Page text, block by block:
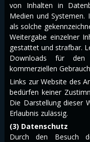
von Inhalten in
Medien und
als solche
Weitergabe einzelner
gestattet und strafbar.
Downloads für den
kommerziellen
Links zur Website des
bedürfen keiner
Die Darstellung dieser
Erlaubnis zulässig.
(3) Datenschutz
Durch den Besuch